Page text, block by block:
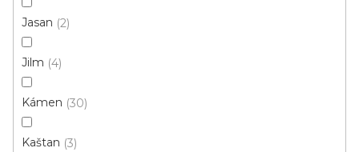
Jasan 2
Jilm 4
Kámen 30
Kaštan 3
Prémiová kvalita
Cenový hit